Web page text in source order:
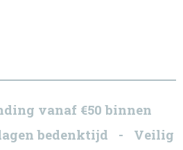
vanaf €50 binnen
bedenktijd - Veilig